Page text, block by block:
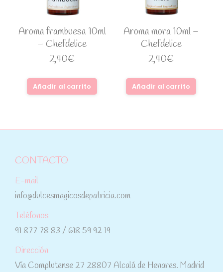
Aroma frambuesa 10ml
– Chefdelice
2,40€
Añadir al carrito
Aroma mora 10ml –
Chefdelice
2,40€
Añadir al carrito
CONTACTO
E-mail
info@dulcesmagicosdepatricia.com
Teléfonos
91 877 78 83 / 618 59 92 19
Dirección
Vía Complutense 27 28807 Alcalá de Henares. Madrid